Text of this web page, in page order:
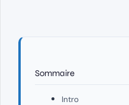
Sommaire
Intro